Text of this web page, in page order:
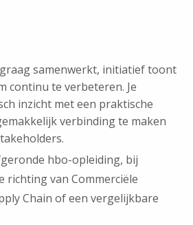
samenwerkt, initiatief toont
continu te verbeteren. Je
inzicht met een praktische
verbinding te maken
hbo-opleiding, bij
richting van Commerciële
Chain of een vergelijkbare